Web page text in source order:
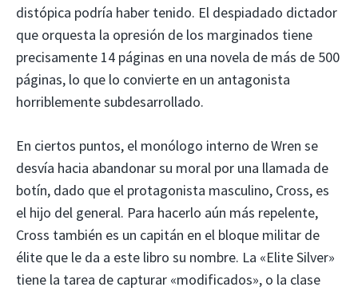
distópica podría haber tenido. El despiadado dictador
que orquesta la opresión de los marginados tiene
precisamente 14 páginas en una novela de más de 500
páginas, lo que lo convierte en un antagonista
horriblemente subdesarrollado.
En ciertos puntos, el monólogo interno de Wren se
desvía hacia abandonar su moral por una llamada de
botín, dado que el protagonista masculino, Cross, es
el hijo del general. Para hacerlo aún más repelente,
Cross también es un capitán en el bloque militar de
élite que le da a este libro su nombre. La «Elite Silver»
tiene la tarea de capturar «modificados», o la clase